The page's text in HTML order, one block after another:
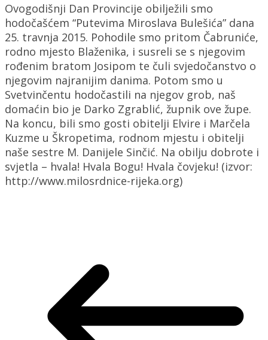
Ovogodišnji Dan Provincije obilježili smo
hodočašćem “Putevima Miroslava Bulešića” dana
25. travnja 2015. Pohodile smo pritom Čabruniće,
rodno mjesto Blaženika, i susreli se s njegovim
rođenim bratom Josipom te čuli svjedočanstvo o
njegovim najranijim danima. Potom smo u
Svetvinčentu hodočastili na njegov grob, naš
domaćin bio je Darko Zgrablić, župnik ove župe.
Na koncu, bili smo gosti obitelji Elvire i Marčela
Kuzme u Škropetima, rodnom mjestu i obitelji
naše sestre M. Danijele Sinčić. Na obilju dobrote i
svjetla – hvala! Hvala Bogu! Hvala čovjeku! (izvor:
http://www.milosrdnice-rijeka.org)